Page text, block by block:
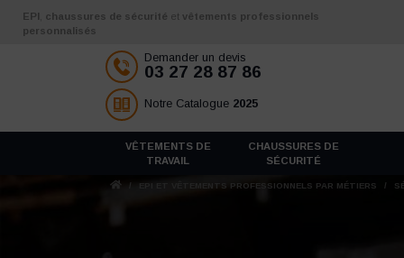
Aller au contenu
EPI chaussures de sécurité et vêtements professionnels
personnalisés
Demander un devis
03 27 28 87 86
Notre Catalogue 2025
VÊTEMENTS DE
TRAVAIL
CHAUSSURES DE
SÉCURITÉ
/ EPI ET VÊTEMENTS PROFESSIONNELS PAR MÉTIERS /